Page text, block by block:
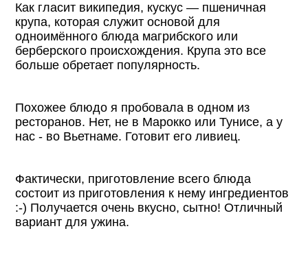
Как гласит википедия, кускус — пшеничная
крупа, которая служит основой для
одноимённого блюда магрибского или
берберского происхождения. Крупа это все
больше обретает популярность.
Похожее блюдо я пробовала в одном из
ресторанов. Нет, не в Марокко или Тунисе, а у
нас - во Вьетнаме. Готовит его ливиец.
Фактически, приготовление всего блюда
состоит из приготовления к нему ингредиентов
:-) Получается очень вкусно, сытно! Отличный
вариант для ужина.